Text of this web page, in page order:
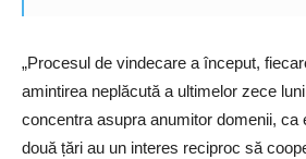
„Procesul de vindecare a început,
amintirea neplăcută a ultimelor zece
concentra asupra anumitor domenii, ca
două țări au un interes reciproc să